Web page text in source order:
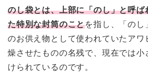
のし袋とは、上部に「のし」と呼ば
た特別な封筒のことを指し、「のし
のお供え物として使われていたアワ
燥させたものの名残で、現在では小
けられているのです。